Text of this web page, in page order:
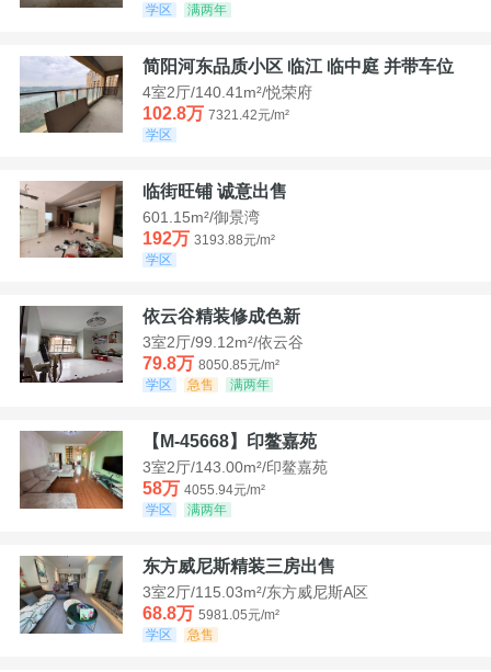
学区
满两年
简阳河东品质小区 临江 临中庭 并带车位
4室2厅/140.41m²/悦荣府
102.8万 7321.42元/m²
学区
临街旺铺 诚意出售
601.15m²/御景湾
192万 3193.88元/m²
学区
依云谷精装修成色新
3室2厅/99.12m²/依云谷
79.8万 8050.85元/m²
学区
急售 满两年
【M-45668】印鳌嘉苑
3室2厅/143.00m²/印鳌嘉苑
58万 4055.94元/m²
学区
满两年
东方威尼斯精装三房出售
3室2厅/115.03m²/东方威尼斯A区
68.8万 5981.05元/m²
学区
急售